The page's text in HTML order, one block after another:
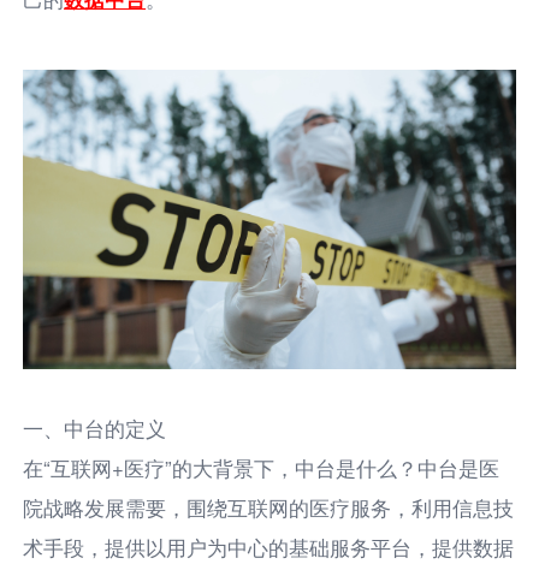
一、中台的定义
在“互联网+医疗”的大背景下，中台是什么？中台是医
院战略发展需要，围绕互联网的医疗服务，利用信息技
术手段，提供以用户为中心的基础服务平台，提供数据